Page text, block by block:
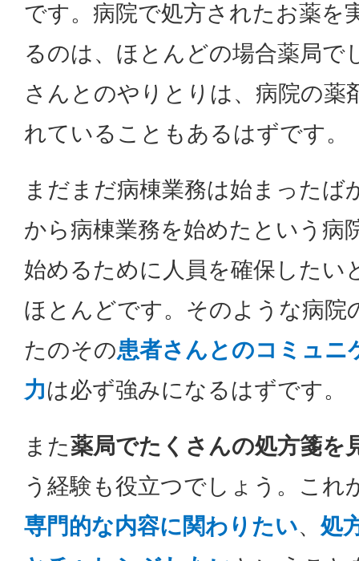
です。病院で処方されたお薬を
るのは、ほとんどの場合薬局で
さんとのやりとりは、病院の薬
れていることもあるはずです。
まだまだ病棟業務は始まったば
から病棟業務を始めたという病
始めるために人員を確保したい
ほとんどです。そのような病院
たのその患者さんとのコミュニ
力は必ず強みになるはずです。
また薬局でたくさんの処方箋を
う経験も役立つでしょう。これ
専門的な内容に関わりたい、 処